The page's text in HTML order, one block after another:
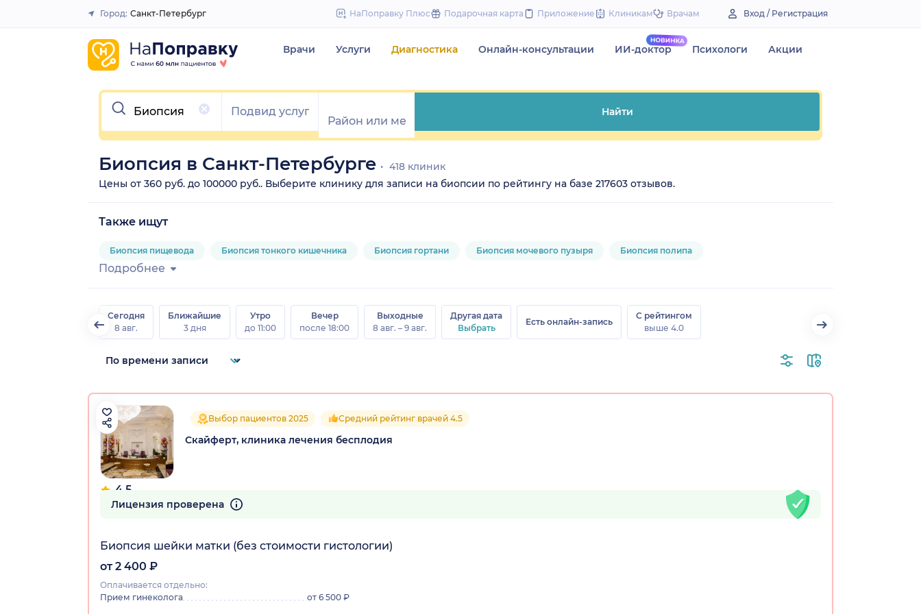
to
Закрыть
Город: Санкт-Петербург НаПоправку Плюс Подарочная карта Приложение Клиникам Врачам Вход / Регистрация
Врачи Услуги Диагностика Онлайн-консультации ИИ-доктор Психологи Акции
Очистить
Найти
Биопсия в Санкт-Петербурге
418 клиник
Цены от 360 руб. до 100000 руб.. Выберите клинику для записи на биопсии по рейтингу на базе 217603 отзывов.
Также ищут
Биопсия пищевода Биопсия тонкого кишечника Биопсия гортани Биопсия мочевого пузыря Биопсия полипа
Подробнее
Сегодня
8 авг.
Ближайшие
3 дня
Утро
до 11:00
Вечер
после 18:00
Выходные
8 авг. – 9 авг.
Другая дата
Выбрать
Есть онлайн-запись
С рейтингом
выше 4.0
4.5
196 отзывов
Выбор пациентов 2025 Средний рейтинг врачей 4.5
Скайферт, клиника лечения бесплодия
Лицензия проверена
Биопсия шейки матки (без стоимости гистологии)
от 2 400 ₽
Оплачивается отдельно:
Прием гинеколога
от 6 500 ₽